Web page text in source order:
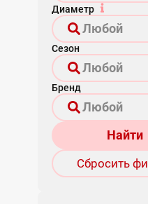
Диаметр
Сезон
Бренд
Найти
Сбросить